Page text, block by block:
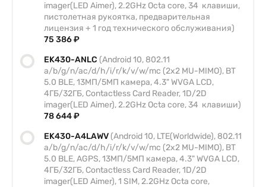
imager(LED Aimer), 2.2GHz Octa core, 34 клавиши,
пистолетная рукоятка, предварительная
лицензия + 1 год технического обслуживания)
75 386 ₽
EK430-ANLC (Android 10, 802.11
a/b/g/n/ac/d/h/i/r/k/v/w/mc (2x2 MU-MIMO), BT
5.0 BLE, 13МП/5МП камера, 4.3" WVGA LCD,
4ГБ/32ГБ, Contactless Card Reader, 1D/2D
imager(LED Aimer), 2.2GHz Octa core, 34 клавиши)
78 644 ₽
EK430-A4LAWV (Android 10, LTE(Worldwide), 802.11
a/b/g/n/ac/d/h/i/r/k/v/w/mc (2x2 MU-MIMO), BT
5.0 BLE, AGPS, 13МП/5МП камера, 4.3" WVGA LCD,
4ГБ/32ГБ, Contactless Card Reader, 1D/2D
imager(LED Aimer), 1 SIM, 2.2GHz Octa core,